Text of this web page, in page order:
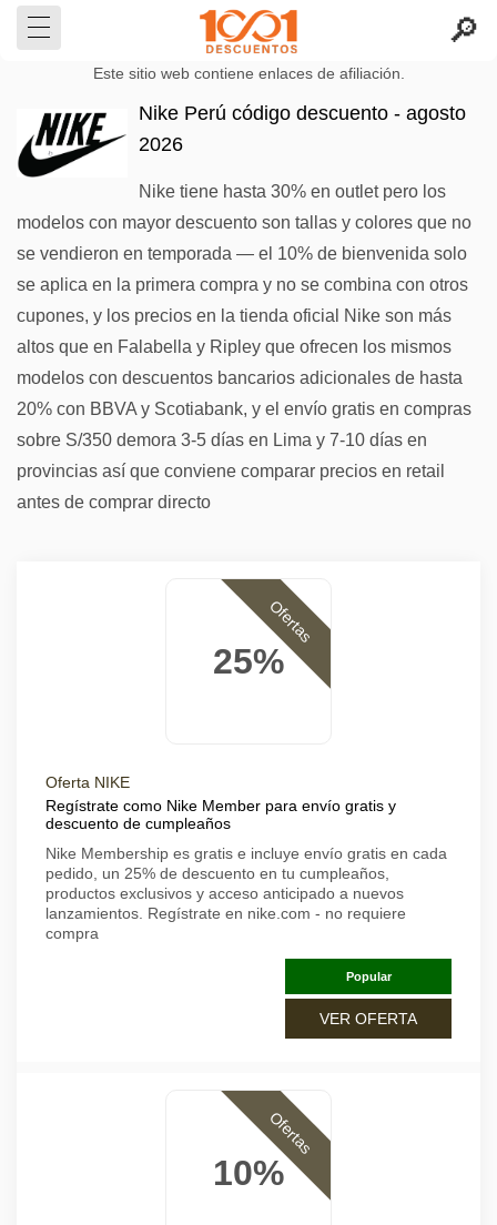
Este sitio web contiene enlaces de afiliación.
Nike Perú código descuento - agosto
2026
Nike tiene hasta 30% en outlet pero los
modelos con mayor descuento son tallas y colores que no
se vendieron en temporada — el 10% de bienvenida solo
se aplica en la primera compra y no se combina con otros
cupones, y los precios en la tienda oficial Nike son más
altos que en Falabella y Ripley que ofrecen los mismos
modelos con descuentos bancarios adicionales de hasta
20% con BBVA y Scotiabank, y el envío gratis en compras
sobre S/350 demora 3-5 días en Lima y 7-10 días en
provincias así que conviene comparar precios en retail
antes de comprar directo
25%
Ofertas
Oferta NIKE
Regístrate como Nike Member para envío gratis y
descuento de cumpleaños
Nike Membership es gratis e incluye envío gratis en cada
pedido, un 25% de descuento en tu cumpleaños,
productos exclusivos y acceso anticipado a nuevos
lanzamientos. Regístrate en nike.com - no requiere
compra
Popular
VER OFERTA
10%
Ofertas